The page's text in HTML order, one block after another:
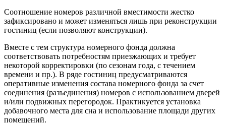
Соотношение номеров различной вместимости жестко
зафиксировано и может изменяться лишь при реконструкции
гостиниц (если позволяют конструкции).
Вместе с тем структура номерного фонда должна
соответствовать потребностям приезжающих и требует
некоторой корректировки (по сезонам года, с течением
времени и пр.). В ряде гостиниц предусматриваются
оперативные изменения состава номерного фонда за счет
соединения (разъединения) номеров с использованием дверей
и/или подвижных перегородок. Практикуется установка
добавочного места для сна и использование площади других
помещений.